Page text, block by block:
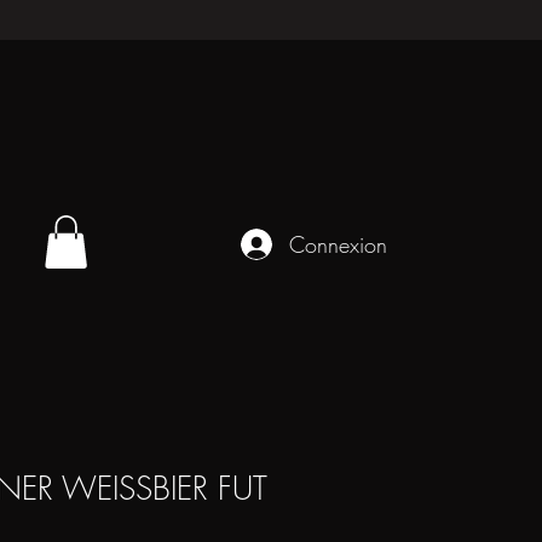
Connexion
WEISSBIER FUT